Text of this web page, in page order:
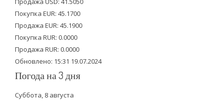
e
r
o
o
k
b
e
Покупка EUR: 45.1700
Продажа EUR: 45.1900
Покупка RUR: 0.0000
Продажа RUR: 0.0000
Обновлено: 15:31 19.07.2024
Погода на 3 дня
Суббота, 8 августа